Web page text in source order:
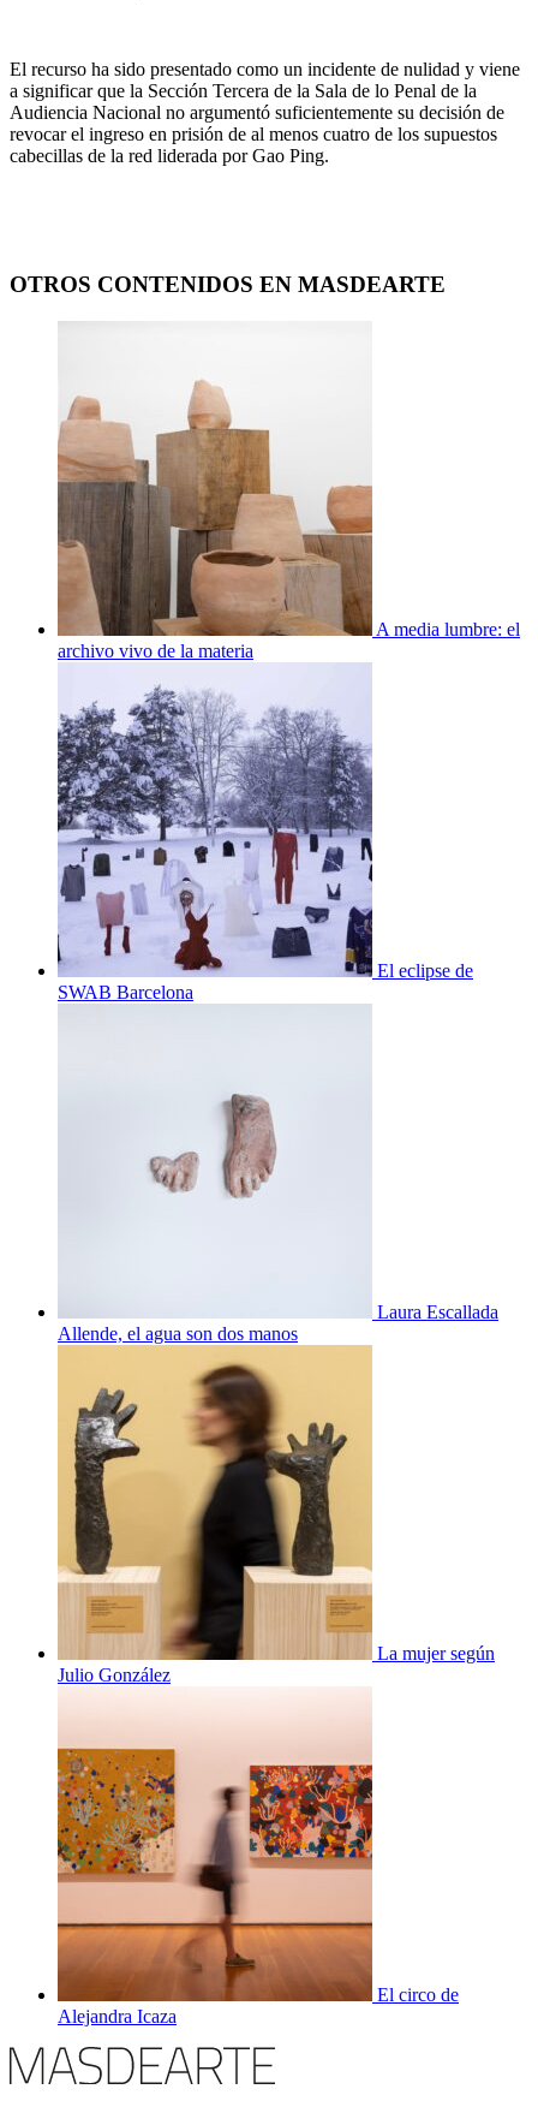
El recurso ha sido presentado como un incidente de nulidad y viene
a significar que la Sección Tercera de la Sala de lo Penal de la
Audiencia Nacional no argumentó suficientemente su decisión de
revocar el ingreso en prisión de al menos cuatro de los supuestos
cabecillas de la red liderada por Gao Ping.
OTROS CONTENIDOS EN MASDEARTE
A media lumbre: el
archivo vivo de la materia
El eclipse de
SWAB Barcelona
Laura Escallada
Allende, el agua son dos manos
La mujer según
Julio González
El circo de
Alejandra Icaza